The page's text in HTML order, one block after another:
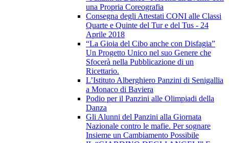
una Propria Coreografia
Consegna degli Attestati CONI alle Classi
Quarte e Quinte del Tur e del Tus - 24
Aprile 2018
“La Gioia del Cibo anche con Disfagia”
Un Progetto Unico nel suo Genere che
Sfocerà nella Pubblicazione di un
Ricettario.
L’Istituto Alberghiero Panzini di Senigallia
a Monaco di Baviera
Podio per il Panzini alle Olimpiadi della
Danza
Gli Alunni del Panzini alla Giornata
Nazionale contro le mafie. Per sognare
Insieme un Cambiamento Possibile